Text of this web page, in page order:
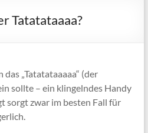
Tatatataaaa?
„Tatatataaaaa“ (der
sollte – ein klingelndes Handy
sorgt zwar im besten Fall für